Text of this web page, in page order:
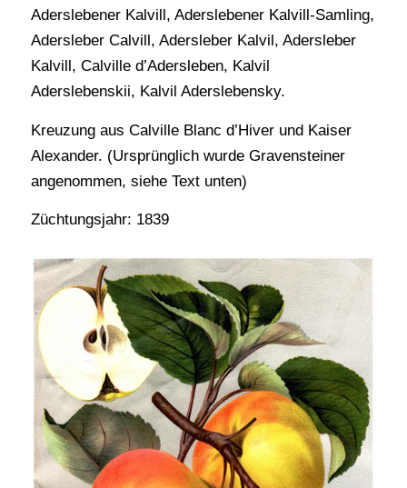
Aderslebener Kalvill, Aderslebener Kalvill-Samling,
Adersleber Calvill, Adersleber Kalvil, Adersleber
Kalvill, Calville d’Adersleben, Kalvil
Aderslebenskii, Kalvil Aderslebensky.
Kreuzung aus Calville Blanc d’Hiver und Kaiser
Alexander. (Ursprünglich wurde Gravensteiner
angenommen, siehe Text unten)
Züchtungsjahr: 1839